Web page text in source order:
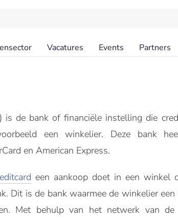
Vacatures Events Partners
is de bank of financiële instelling die
een winkelier. Deze bank
en American Express.
een aankoop doet in een winkel
Dit is de bank waarmee de winkelier
Met behulp van het netwerk van